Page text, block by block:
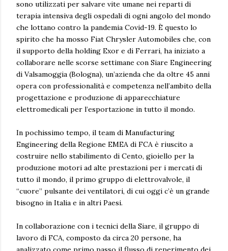
sono utilizzati per salvare vite umane nei reparti di
terapia intensiva degli ospedali di ogni angolo del mondo
che lottano contro la pandemia Covid-19. È questo lo
spirito che ha mosso Fiat Chrysler Automobiles che, con
il supporto della holding Exor e di Ferrari, ha iniziato a
collaborare nelle scorse settimane con Siare Engineering
di Valsamoggia (Bologna), un’azienda che da oltre 45 anni
opera con professionalità e competenza nell’ambito della
progettazione e produzione di apparecchiature
elettromedicali per l’esportazione in tutto il mondo.
In pochissimo tempo, il team di Manufacturing
Engineering della Regione EMEA di FCA è riuscito a
costruire nello stabilimento di Cento, gioiello per la
produzione motori ad alte prestazioni per i mercati di
tutto il mondo, il primo gruppo di elettrovalvole, il
“cuore” pulsante dei ventilatori, di cui oggi c’è un grande
bisogno in Italia e in altri Paesi.
In collaborazione con i tecnici della Siare, il gruppo di
lavoro di FCA, composto da circa 20 persone, ha